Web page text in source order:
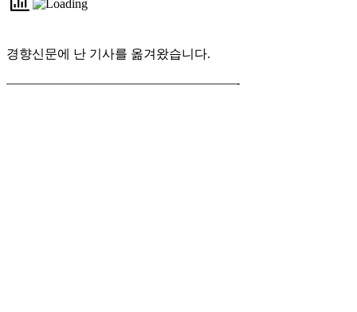
경향신문에 난 기사를 옮겨왔습니다.
——————————————————-